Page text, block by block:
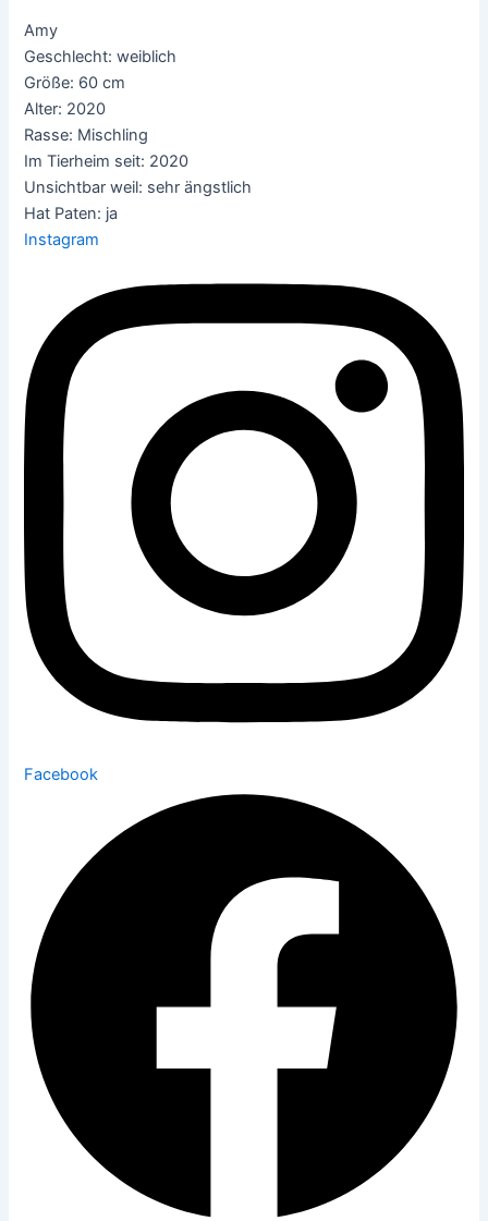
Amy
Geschlecht: weiblich
Größe: 60 cm
Alter: 2020
Rasse: Mischling
Im Tierheim seit: 2020
Unsichtbar weil: sehr ängstlich
Hat Paten: ja
Instagram
Facebook